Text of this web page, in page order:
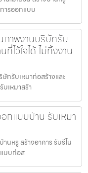
ารออกแบบ
ภาพงานบริษัทรับ
ไว้ใจได้ ไม่ทิ้งงาน
ทรับเหมาก่อสร้างและ
เหมาสร้า
กแบบบ้าน รับเหมา
นหรู สร้างอาคาร รับรีโน
บบก่อส